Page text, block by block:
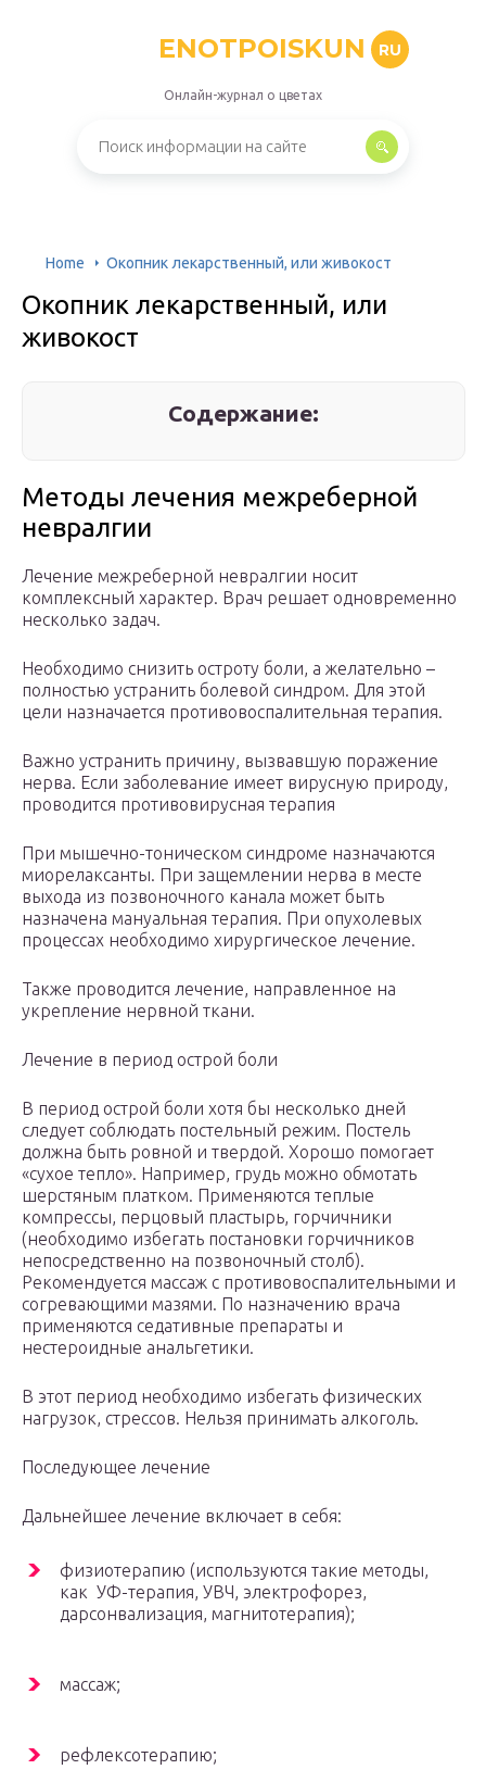
ENOTPOISKUN RU
Онлайн-журнал о цветах
Home Окопник лекарственный, или живокост
Окопник лекарственный, или
живокост
Содержание:
Методы лечения межреберной
невралгии
Лечение межреберной невралгии носит
комплексный характер. Врач решает одновременно
несколько задач.
Необходимо снизить остроту боли, а желательно –
полностью устранить болевой синдром. Для этой
цели назначается противовоспалительная терапия.
Важно устранить причину, вызвавшую поражение
нерва. Если заболевание имеет вирусную природу,
проводится противовирусная терапия
При мышечно-тоническом синдроме назначаются
миорелаксанты. При защемлении нерва в месте
выхода из позвоночного канала может быть
назначена мануальная терапия. При опухолевых
процессах необходимо хирургическое лечение.
Также проводится лечение, направленное на
укрепление нервной ткани.
Лечение в период острой боли
В период острой боли хотя бы несколько дней
следует соблюдать постельный режим. Постель
должна быть ровной и твердой. Хорошо помогает
«сухое тепло». Например, грудь можно обмотать
шерстяным платком. Применяются теплые
компрессы, перцовый пластырь, горчичники
(необходимо избегать постановки горчичников
непосредственно на позвоночный столб).
Рекомендуется массаж с противовоспалительными и
согревающими мазями. По назначению врача
применяются седативные препараты и
нестероидные анальгетики.
В этот период необходимо избегать физических
нагрузок, стрессов. Нельзя принимать алкоголь.
Последующее лечение
Дальнейшее лечение включает в себя:
физиотерапию (используются такие методы,
как УФ-терапия, УВЧ, электрофорез,
дарсонвализация, магнитотерапия);
массаж;
рефлексотерапию;